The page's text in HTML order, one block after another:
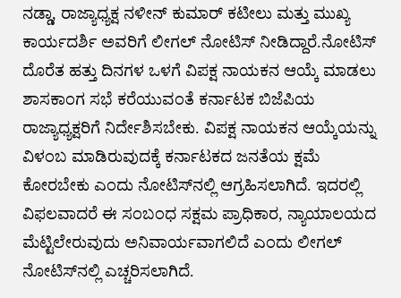
ನಡ್ಡಾ, ರಾಜ್ಯಾಧ್ಯಕ್ಷ ನಳೀನ್‌ ಕುಮಾರ್‌ ಕಟೀಲು ಮತ್ತು ಮುಖ್ಯ
ಕಾರ್ಯದರ್ಶಿ ಅವರಿಗೆ ಲೀಗಲ್‌ ನೋಟಿಸ್‌ ನೀಡಿದ್ದಾರೆ.ನೋಟಿಸ್‌
ದೊರೆತ ಹತ್ತು ದಿನಗಳ ಒಳಗೆ ವಿಪಕ್ಷ ನಾಯಕನ ಆಯ್ಕೆ ಮಾಡಲು
ಶಾಸಕಾಂಗ ಸಭೆ ಕರೆಯುವಂತೆ ಕರ್ನಾಟಕ ಬಿಜೆಪಿಯ
ರಾಜ್ಯಾಧ್ಯಕ್ಷರಿಗೆ ನಿರ್ದೇಶಿಸಬೇಕು. ವಿಪಕ್ಷ ನಾಯಕನ ಆಯ್ಕೆಯನ್ನು
ವಿಳಂಬ ಮಾಡಿರುವುದಕ್ಕೆ ಕರ್ನಾಟಕದ ಜನತೆಯ ಕ್ಷಮೆ
ಕೋರಬೇಕು ಎಂದು ನೋಟಿಸ್‌ನಲ್ಲಿ ಆಗ್ರಹಿಸಲಾಗಿದೆ. ಇದರಲ್ಲಿ
ವಿಫಲವಾದರೆ ಈ ಸಂಬಂಧ ಸಕ್ಷಮ ಪ್ರಾಧಿಕಾರ, ನ್ಯಾಯಾಲಯದ
ಮೆಟ್ಟಿಲೇರುವುದು ಅನಿವಾರ್ಯವಾಗಲಿದೆ ಎಂದು ಲೀಗಲ್‌
ನೋಟಿಸ್‌ನಲ್ಲಿ ಎಚ್ಚರಿಸಲಾಗಿದೆ.